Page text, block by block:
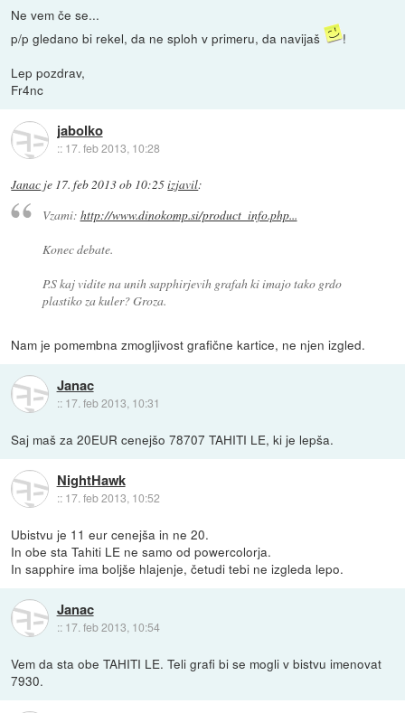
Ne vem če se...
p/p gledano bi rekel, da ne sploh v primeru, da navijaš
!
Lep pozdrav,
Fr4nc
jabolko
:: 17. feb 2013, 10:28
Janac je 17. feb 2013 ob 10:25izjavil:
Vzami: http://www.dinokomp.si/product_info.php...
Konec debate.
P.S kaj vidite na unih sapphirjevih grafah ki imajo tako grdo
plastiko za kuler? Groza.
Nam je pomembna zmogljivost grafične kartice, ne njen izgled.
Janac
:: 17. feb 2013, 10:31
Saj maš za 20EUR cenejšo 78707 TAHITI LE, ki je lepša.
NightHawk
:: 17. feb 2013, 10:52
Ubistvu je 11 eur cenejša in ne 20.
In obe sta Tahiti LE ne samo od powercolorja.
In sapphire ima boljše hlajenje, četudi tebi ne izgleda lepo.
Janac
:: 17. feb 2013, 10:54
Vem da sta obe TAHITI LE. Teli grafi bi se mogli v bistvu imenovat
7930.